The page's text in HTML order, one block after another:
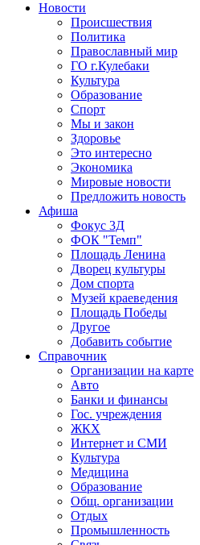
Новости
Происшествия
Политика
Православный мир
ГО г.Кулебаки
Культура
Образование
Спорт
Мы и закон
Здоровье
Это интересно
Экономика
Мировые новости
Предложить новость
Афиша
Фокус 3Д
ФОК "Темп"
Площадь Ленина
Дворец культуры
Дом спорта
Музей краеведения
Площадь Победы
Другое
Добавить событие
Справочник
Организации на карте
Авто
Банки и финансы
Гос. учреждения
ЖКХ
Интернет и СМИ
Культура
Медицина
Образование
Общ. организации
Отдых
Промышленность